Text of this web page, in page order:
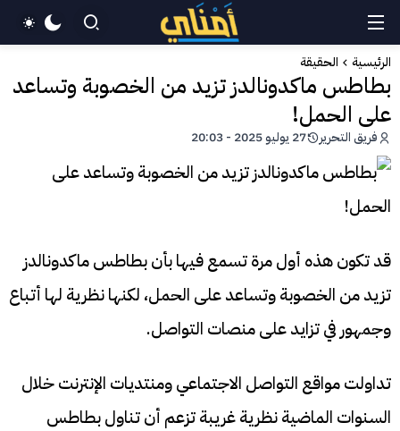
الرئيسية الحقيقة
بطاطس ماكدونالدز تزيد من الخصوبة وتساعد
على الحمل!
فريق التحرير 27 يوليو 2025 - 20:03
قد تكون هذه أول مرة تسمع فيها بأن بطاطس ماكدونالدز
تزيد من الخصوبة وتساعد على الحمل، لكنها نظرية لها أتباع
وجمهور في تزايد على منصات التواصل.
تداولت مواقع التواصل الاجتماعي ومنتديات الإنترنت خلال
السنوات الماضية نظرية غريبة تزعم أن تناول بطاطس